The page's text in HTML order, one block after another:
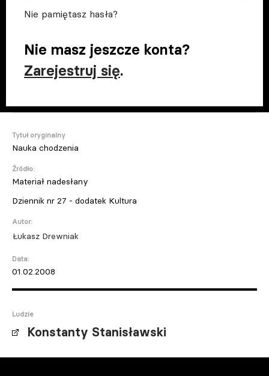
Nie pamiętasz hasła?
Nie masz jeszcze konta?
Zarejestruj się.
Tytuł oryginalny
Nauka chodzenia
Źródło:
Materiał nadesłany
Dziennik nr 27 - dodatek Kultura
Autor:
Łukasz Drewniak
Data:
01.02.2008
Ludzie
Konstanty Stanisławski